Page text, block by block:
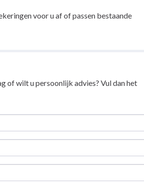
voor u af of passen bestaande
of wilt u persoonlijk advies? Vul dan het